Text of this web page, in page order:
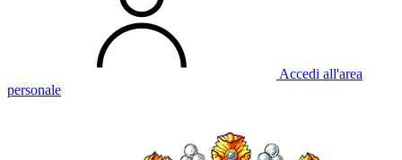
Accedi all'area
personale